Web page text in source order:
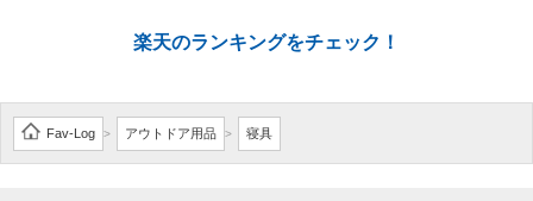
楽天のランキングをチェック！
Fav-Log > アウトドア用品 > 寝具